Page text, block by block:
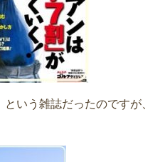
という雑誌だったのですが、